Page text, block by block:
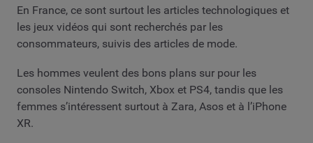
En France, ce sont surtout les articles technologiques et
les jeux vidéos qui sont recherchés par les
consommateurs, suivis des articles de mode.
Les hommes veulent des bons plans sur pour les
consoles Nintendo Switch, Xbox et PS4, tandis que les
femmes s’intéressent surtout à Zara, Asos et à l’iPhone
XR.